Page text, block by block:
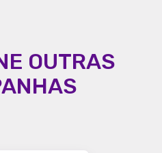
OUTRAS